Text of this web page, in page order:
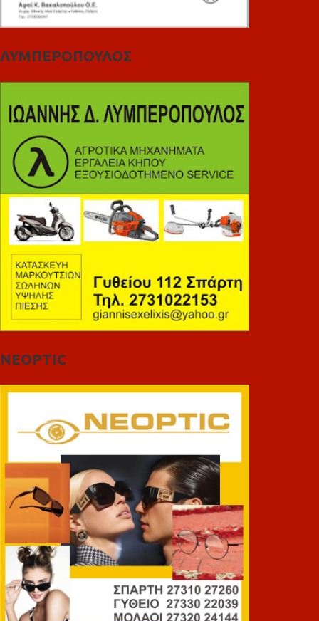
ΛΥΜΠΕΡΟΠΟΥΛΟΣ
NEOPTIC